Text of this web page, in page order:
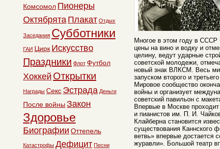
Многое в этом году в
цены на вино и водку и
целину, ведут ударные
советской молодежи,
новый знак ВЛКСМ. Весь
запуском второго и
Мировое сообщество
войны и организует
советский павильон с
Впервые в Москве
и пианистов им. П. И.
Клайберна становится
существования Каннского
ветвь» впервые достается
журавли». Большой театр
Комсомол Пионеры
Октябрята Плакат Отдых
Заседания Субботники
ГАИ Цирк Искусство
Праздники Флот Футбол
Хоккей Открытки
Награды Секс Эстрада Деньги
После войны Закон
Здоровье
Биографии Оттепель
Катастрофы Дефицит Песни